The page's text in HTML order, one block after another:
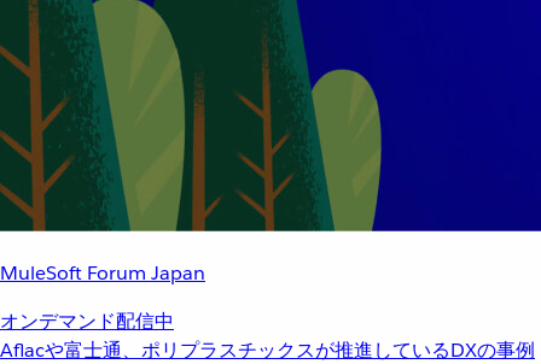
MuleSoft Forum Japan
オンデマンド配信中
Aflacや富士通、ポリプラスチックスが推進しているDXの事例